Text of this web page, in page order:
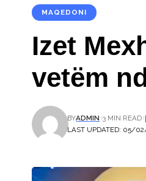
MAQEDONI
Izet
vetëm
LAST UPDATED: 05/
BYADMIN 3 MIN READ